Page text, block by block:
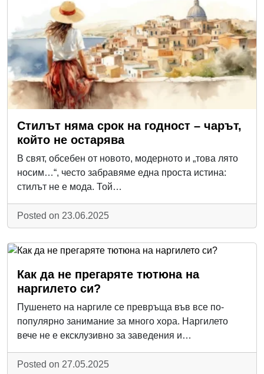
Стилът няма срок на годност – чарът,
който не остарява
В свят, обсебен от новото, модерното и „това лято
носим…“, често забравяме една проста истина:
стилът не е мода. Той…
Posted on 23.06.2025
Как да не прегаряте тютюна на
наргилето си?
Пушенето на наргиле се превръща във все по-
популярно занимание за много хора. Наргилето
вече не е ексклузивно за заведения и…
Posted on 27.05.2025